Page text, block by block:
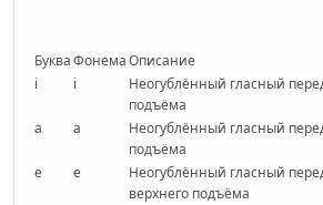
БукваФонемаОписание
i
i
Неогублённый гласный
подъёма
a
a
Неогублённый гласный
подъёма
e
e
Неогублённый гласный
верхнего подъёма